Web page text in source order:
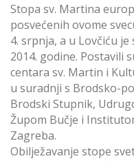
Stopa sv. Martina
posvećenih ovome
4. srpnja, a u Lovčiću
2014. godine. Postavili
centara sv. Martin i
u suradnji s Brodsko-
Brodski Stupnik,
Župom Bučje i
Zagreba.
Obilježavanje stope